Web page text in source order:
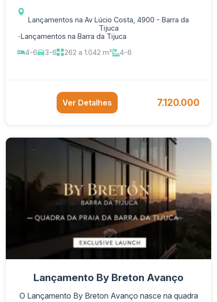
Lançamentos na Av Lúcio Costa, 4900 - Barra da
Tijuca
-Lançamentos na Barra da Tijuca
4-6
3-6 262 a 1.042 m² 4-6
Ver Detalhes 7.120.000
Lançamento By Breton Avanço
O Lançamento By Breton Avanço nasce na quadra